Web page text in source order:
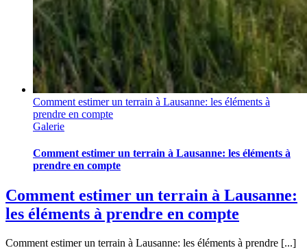
Comment estimer un terrain à Lausanne: les éléments à
prendre en compte
Galerie
Comment estimer un terrain à Lausanne: les éléments à
prendre en compte
Comment estimer un terrain à Lausanne:
les éléments à prendre en compte
Comment estimer un terrain à Lausanne: les éléments à prendre [...]